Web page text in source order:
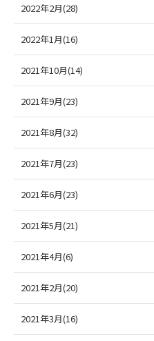
2022年2月(28)
2022年1月(16)
2021年10月(14)
2021年9月(23)
2021年8月(32)
2021年7月(23)
2021年6月(23)
2021年5月(21)
2021年4月(6)
2021年2月(20)
2021年3月(16)